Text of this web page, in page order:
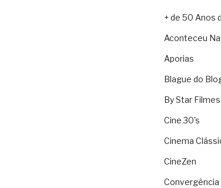
+ de 50 Anos
Aconteceu
Aporias
Blague do
By Star Filmes
Cine 30's
Cinema
CineZen
Convergência